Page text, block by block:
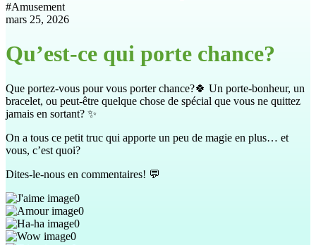
#Amusement
mars 25, 2026
Qu’est-ce qui porte chance?
Que portez-vous pour vous porter chance?🍀 Un porte-bonheur, un
bracelet, ou peut-être quelque chose de spécial que vous ne quittez
jamais en sortant? ✨
On a tous ce petit truc qui apporte un peu de magie en plus… et
vous, c’est quoi?
Dites-le-nous en commentaires! 💬
0
0
0
0